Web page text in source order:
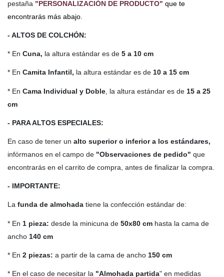
pestaña "PERSONALIZACIÓN DE PRODUCTO" que te
encontrarás más abajo.
- ALTOS DE COLCHÓN:
* En Cuna, la altura estándar es de 5 a 10 cm
* En Camita Infantil, la altura estándar es de 10 a 15 cm
* En Cama Individual y Doble , la altura estándar es de 15 a 25
cm
- PARA ALTOS ESPECIALES:
En caso de tener un alto superior o inferior a los estándares,
infórmanos en el campo de "Observaciones de pedido" que
encontrarás en el carrito de compra, antes de finalizar la compra.
- IMPORTANTE:
La funda de almohada tiene la confección estándar de:
* En 1 pieza: desde la minicuna de 50x80 cm hasta la cama de
ancho 140 cm
* En 2 piezas: a partir de la cama de ancho 150 cm
* En el caso de necesitar la "Almohada partida" en medidas